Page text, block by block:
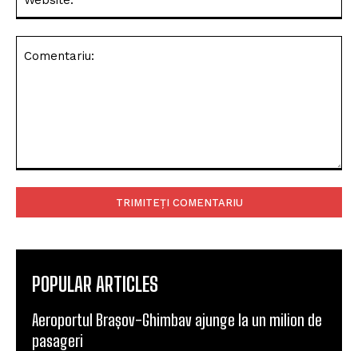
POPULAR ARTICLES
Aeroportul Brașov-Ghimbav ajunge la un milion de
pasageri